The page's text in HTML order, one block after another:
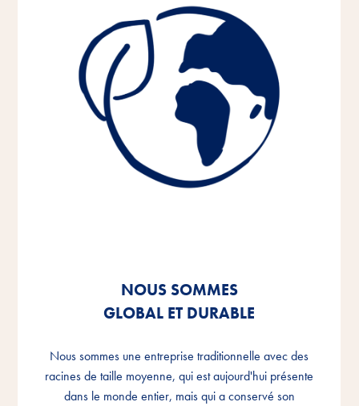
NOUS SOMMES
GLOBAL ET DURABLE
Nous sommes une entreprise traditionnelle avec des
racines de taille moyenne, qui est aujourd'hui présente
dans le monde entier, mais qui a conservé son
NOUS SOMMES
GLOBAL ET DURABLE
Nous sommes une entreprise traditionnelle avec des
racines de taille moyenne, qui est aujourd'hui présente
dans le monde entier, mais qui a conservé son
NOUS SOMMES
GLOBAL ET DURABLE
Nous sommes une entreprise traditionnelle avec des
racines de taille moyenne, qui est aujourd'hui présente
dans le monde entier, mais qui a conservé son